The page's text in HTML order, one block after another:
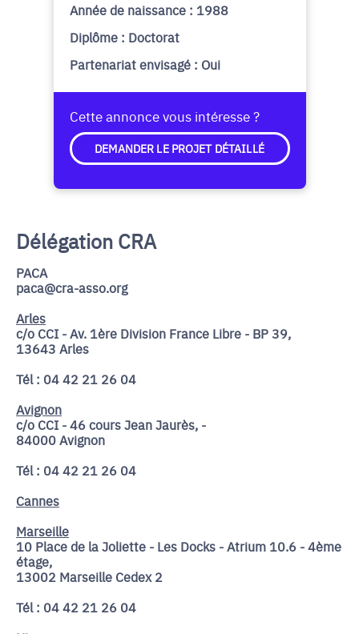
Année de naissance : 1988
Diplôme : Doctorat
Partenariat envisagé : Oui
Cette annonce vous intéresse ?
DEMANDER LE PROJET DÉTAILLÉ
Délégation CRA
PACA
paca@cra-asso.org
Arles
c/o CCI - Av. 1ère Division France Libre - BP 39,
13643 Arles
Tél : 04 42 21 26 04
Avignon
c/o CCI - 46 cours Jean Jaurès, -
84000 Avignon
Tél : 04 42 21 26 04
Cannes
Marseille
10 Place de la Joliette - Les Docks - Atrium 10.6 - 4ème
étage,
13002 Marseille Cedex 2
Tél : 04 42 21 26 04